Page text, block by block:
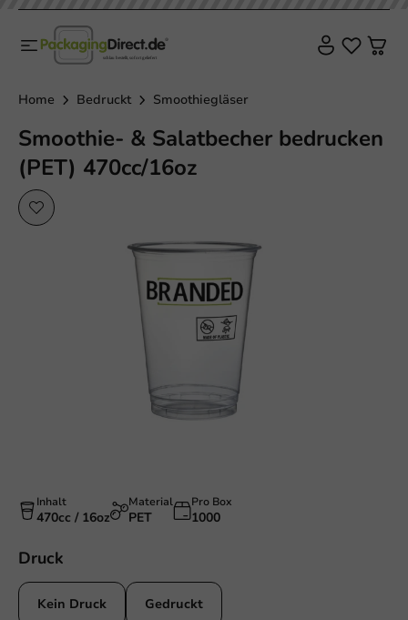
Home Bedruckt Smoothiegläser
Smoothie- & Salatbecher bedrucken
(PET) 470cc/16oz
Inhalt
470cc / 16oz
Material
PET
Pro Box
1000
Druck
Kein Druck Gedruckt